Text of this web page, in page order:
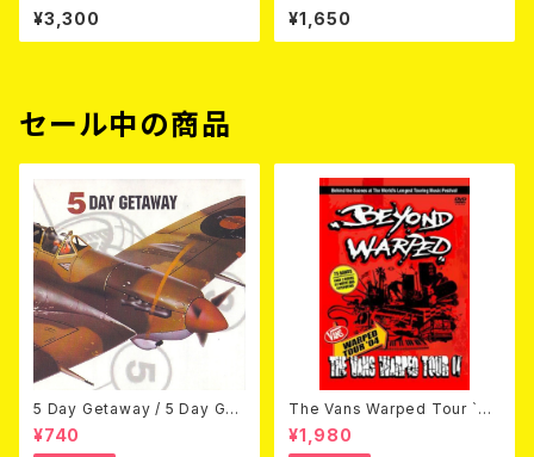
OW NOW (CD)
¥3,300 ¥1,650
セール中の商品
5 Day Getaway / 5 Day Get
away (CDEP)
¥740
The Vans Warped Tour `04
Beyond Warped (国内盤DV
D)
¥1,980